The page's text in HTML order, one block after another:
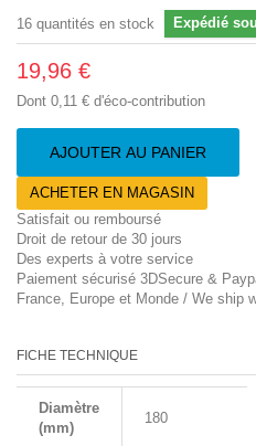
16 quantités en stock Expédié
19,96 €
Dont 0,11 € d'éco-contribution
AJOUTER AU PANIER
ACHETER EN MAGASIN
Satisfait ou remboursé
Droit de retour de 30 jours
Des experts à votre service
Paiement sécurisé 3DSecure &
France, Europe et Monde / We ship
FICHE TECHNIQUE
Diamètre
(mm)
180